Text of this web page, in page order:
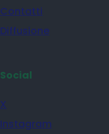
Contatti
Diffusione
Social
X
Instagram